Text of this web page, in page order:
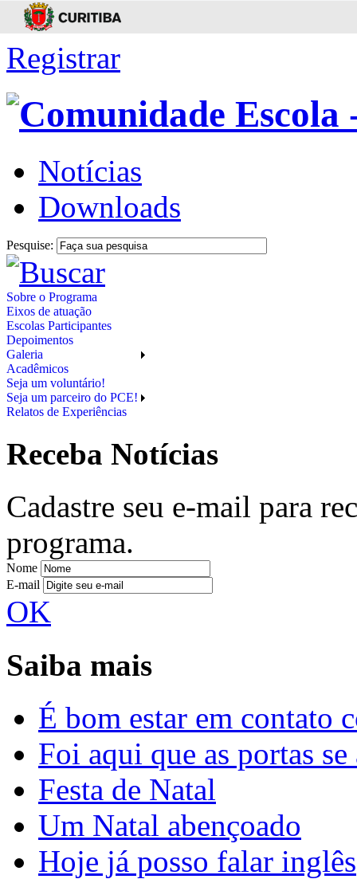
Registrar
Notícias
Downloads
Pesquise:
Sobre o Programa
Eixos de atuação
Escolas Participantes
Depoimentos
Galeria
Acadêmicos
Seja um voluntário!
Seja um parceiro do PCE!
Relatos de Experiências
Receba Notícias
Cadastre seu e-mail para
programa.
Nome
E-mail
OK
Saiba mais
É bom estar em contato
Foi aqui que as portas
Festa de Natal
Um Natal abençoado
Hoje já posso falar inglês